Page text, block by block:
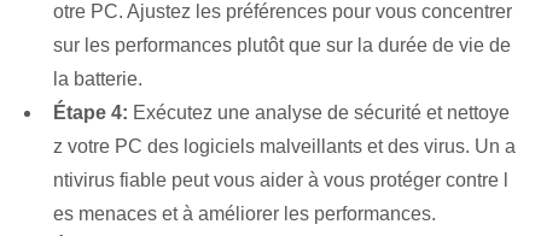
otre PC. Ajustez les préférences pour vous concentrer
sur les performances plutôt que sur la durée de vie de
la batterie.
Étape 4: Exécutez une analyse de sécurité et nettoye
z votre PC des logiciels malveillants et des virus. Un a
ntivirus fiable peut vous aider à vous protéger contre l
es menaces et à améliorer les performances.